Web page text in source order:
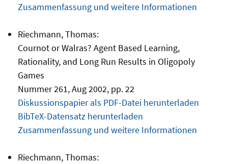
Zusammenfassung und weitere Informationen
Riechmann, Thomas:
Cournot or Walras? Agent Based Learning,
Rationality, and Long Run Results in Oligopoly
Games
Nummer 261, Aug 2002, pp. 22
Diskussionspapier als PDF-Datei herunterladen
BibTeX-Datensatz herunterladen
Zusammenfassung und weitere Informationen
Riechmann, Thomas: